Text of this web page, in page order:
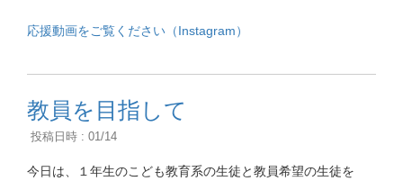
応援動画をご覧ください（Instagram）
教員を目指して
投稿日時 : 01/14
今日は、１年生のこども教育系の生徒と教員希望の生徒を